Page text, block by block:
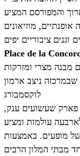
והמפורסם המציע
מוזיאונים
Place de la
מבנה מצרי ומזרקות
שבמרכזה ניצב ארמון
לוקסמבורג
פארק שעשועים ענק,
לארבעה עולמות ומציע
מופעים. באמצעות
מבתי המלון הרבים